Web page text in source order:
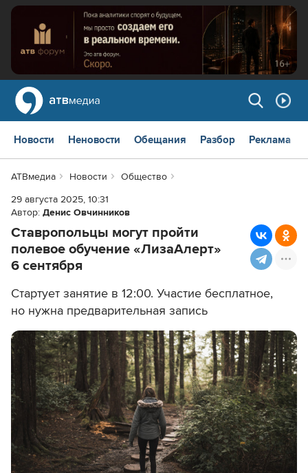
Новости Неновости Обещания Разбор Реклама
АТВмедиа Новости
Общество
29 августа 2025, 10:31
Автор: Денис Овчинников
Ставропольцы могут пройти
полевое обучение «ЛизаАлерт»
6 сентября
Стартует занятие в 12:00. Участие бесплатное,
но нужна предварительная запись